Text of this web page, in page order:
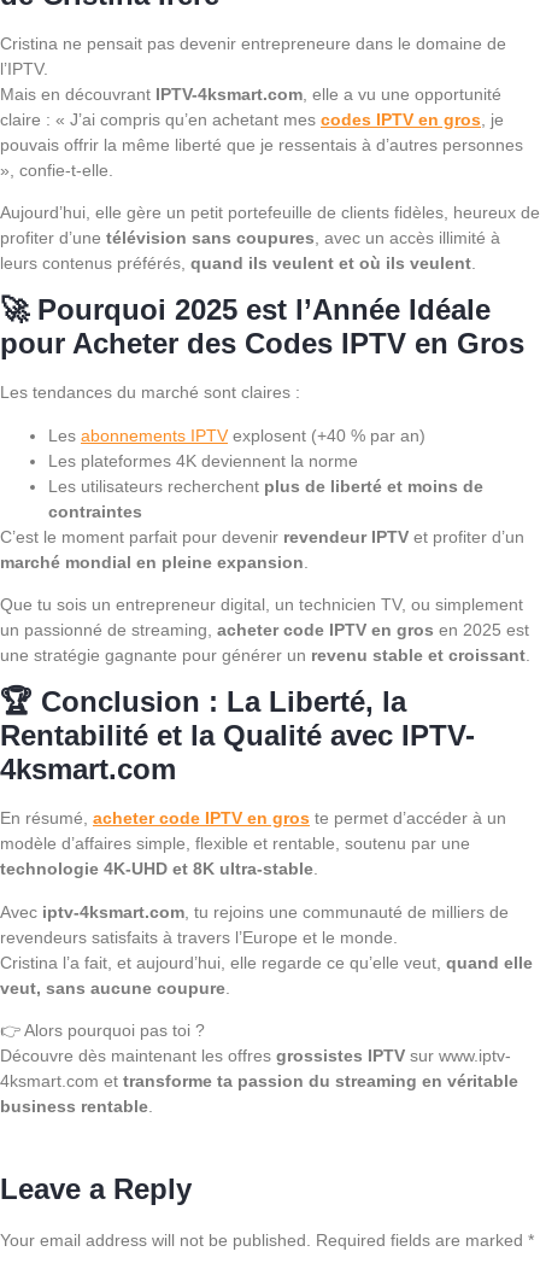
Cristina ne pensait pas devenir entrepreneure dans le domaine de
l’IPTV.
Mais en découvrant IPTV-4ksmart.com , elle a vu une opportunité
claire : « J’ai compris qu’en achetant mes codes IPTV en gros , je
pouvais offrir la même liberté que je ressentais à d’autres personnes
», confie-t-elle.
Aujourd’hui, elle gère un petit portefeuille de clients fidèles, heureux de
profiter d’une télévision sans coupures , avec un accès illimité à
leurs contenus préférés, quand ils veulent et où ils veulent
🚀 Pourquoi 2025 est l’Année Idéale
pour Acheter des Codes IPTV en Gros
Les tendances du marché sont claires :
Les abonnements IPTV explosent (+40 % par an)
Les plateformes 4K deviennent la norme
Les utilisateurs recherchent plus de liberté et moins de
contraintes
C’est le moment parfait pour devenir revendeur IPTV et profiter d’un
marché mondial en pleine expansion
Que tu sois un entrepreneur digital, un technicien TV, ou simplement
un passionné de streaming, acheter code IPTV en gros en 2025 est
une stratégie gagnante pour générer un revenu stable et croissant
🏆 Conclusion : La Liberté, la
Rentabilité et la Qualité avec IPTV-
4ksmart.com
En résumé, acheter code IPTV en gros te permet d’accéder à un
modèle d’affaires simple, flexible et rentable, soutenu par une
technologie 4K-UHD et 8K ultra-stable.
Avec iptv-4ksmart.com , tu rejoins une communauté de milliers de
revendeurs satisfaits à travers l’Europe et le monde.
Cristina l’a fait, et aujourd’hui, elle regarde ce qu’elle veut, quand elle
veut, sans aucune coupure
👉 Alors pourquoi pas toi ?
Découvre dès maintenant les offres grossistes IPTV sur www.iptv-
4ksmart.com et transforme ta passion du streaming en véritable
business rentable.
Leave a Reply
Your email address will not be published. Required fields are marked *